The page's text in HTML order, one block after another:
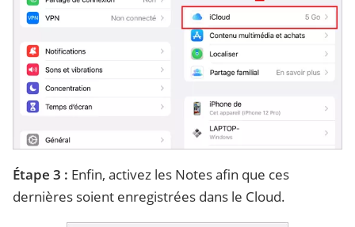
Étape 3 : Enfin, activez les Notes afin que ces
dernières soient enregistrées dans le Cloud.